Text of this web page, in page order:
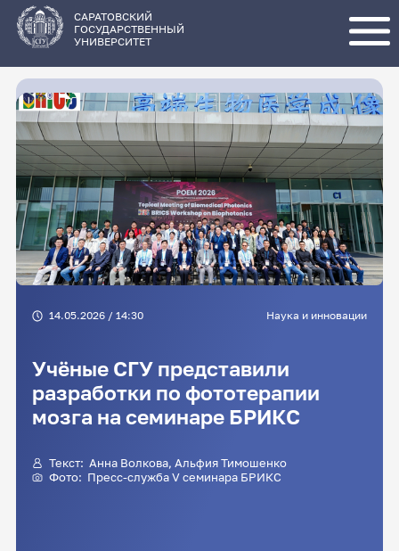
основному
содержанию
САРАТОВСКИЙ
ГОСУДАРСТВЕННЫЙ
УНИВЕРСИТЕТ
14.05.2026 / 14:30 Наука и инновации
Учёные СГУ представили
разработки по фототерапии
мозга на семинаре БРИКС
Текст: Анна Волкова, Альфия Тимошенко
Фото: Пресс-служба V семинара БРИКС